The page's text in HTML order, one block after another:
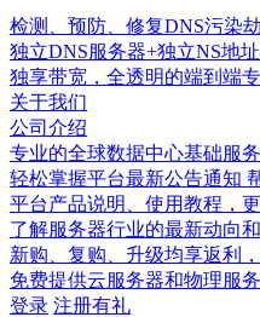
检测、预防、修复DNS污染
独立DNS服务器+独立NS地址
独享带宽，全透明的端到端
关于我们
公司介绍
专业的全球数据中心基础服
轻松掌握平台最新公告通知
平台产品说明、使用教程，
了解服务器行业的最新动向
新购、复购、升级均享返利
免费提供云服务器和物理服
登录 注册有礼